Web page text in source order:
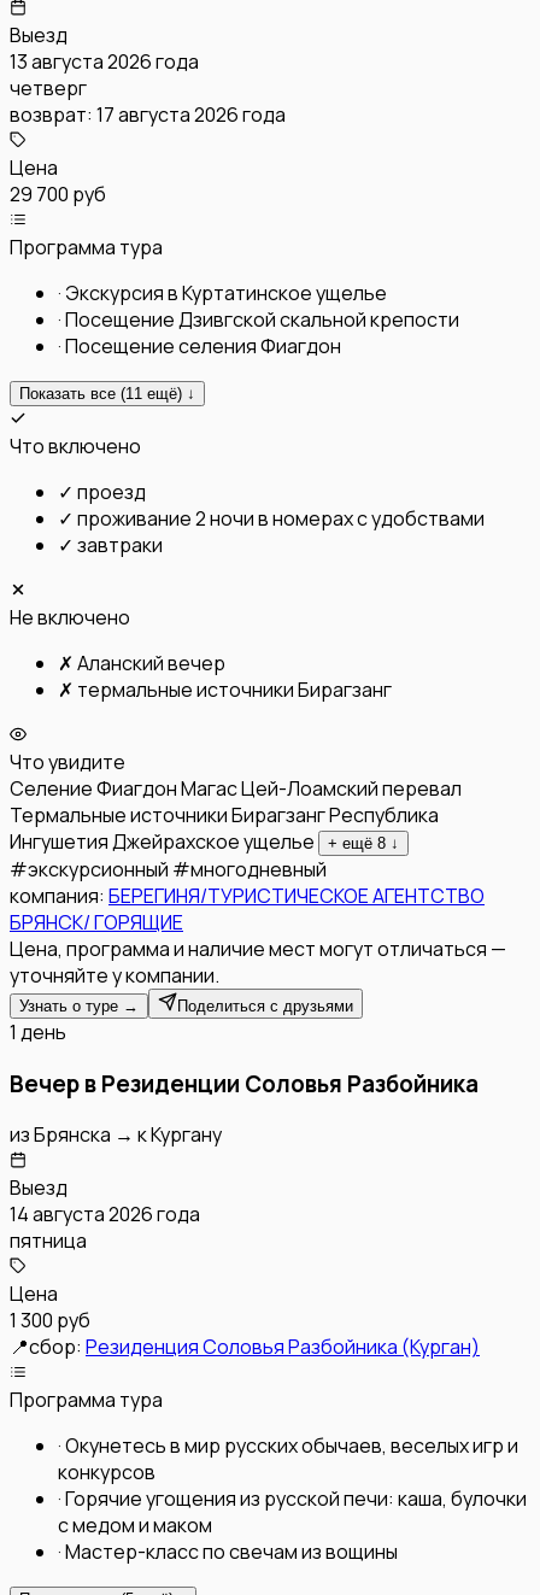
Выезд
13 августа 2026 года
четверг
возврат: 17 августа 2026 года
Цена
29 700 руб
Программа тура
· Экскурсия в Куртатинское ущелье
·Посещение Дзивгской скальной крепости
·Посещение селения Фиагдон
Показать все (11 ещё) ↓
Что включено
✓ проезд
✓ проживание 2 ночи в номерах с удобствами
✓ завтраки
Не включено
✗ Аланский вечер
✗ термальные источники Бирагзанг
Что увидите
Селение ФиагдонМагасЦей-Лоамский перевал
Термальные источники БирагзангРеспублика
ИнгушетияДжейрахское ущелье + ещё 8 ↓
#экскурсионный #многодневный
компания: БЕРЕГИНЯ/ТУРИСТИЧЕСКОЕ АГЕНТСТВО
БРЯНСК/ ГОРЯЩИЕ
Цена, программа и наличие мест могут отличаться —
уточняйте у компании.
Узнать о туре → Поделиться с друзьями
1 день
Вечер в Резиденции Соловья Разбойника
изБрянска → кКургану
Выезд
14 августа 2026 года
пятница
Цена
1 300 руб
📍сбор: Резиденция Соловья Разбойника (Курган)
Программа тура
·Окунетесь в мир русских обычаев, веселых игр и
конкурсов
·Горячие угощения из русской печи: каша, булочки
с медом и маком
·Мастер-класс по свечам из вощины